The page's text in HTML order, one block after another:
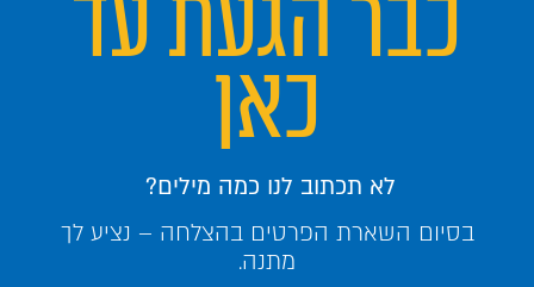
כבר הגעת עד
כאן
לא תכתוב לנו כמה מילים?
בסיום השארת הפרטים בהצלחה – נציע לך
מתנה.